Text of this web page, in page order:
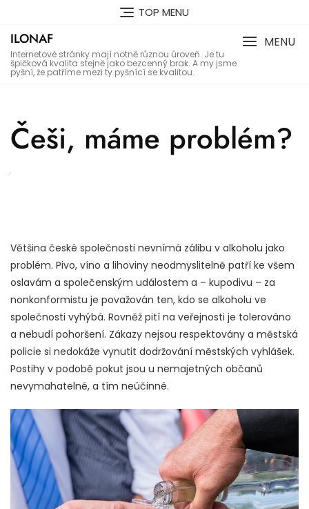
content
TOP MENU
ILONAF
Internetové stránky mají notně různou úroveň. Je tu
špičková kvalita stejně jako bezcenný brak. A my jsme
pyšní, že patříme mezi ty pyšnící se kvalitou.
MENU
Češi, máme problém?
Většina české společnosti nevnímá zálibu v alkoholu jako
problém. Pivo, víno a lihoviny neodmyslitelně patří ke všem
oslavám a společenským událostem a – kupodivu – za
nonkonformistu je považován ten, kdo se alkoholu ve
společnosti vyhýbá. Rovněž pití na veřejnosti je tolerováno
a nebudí pohoršení. Zákazy nejsou respektovány a městská
policie si nedokáže vynutit dodržování městských vyhlášek.
Postihy v podobě pokut jsou u nemajetných občanů
nevymahatelné, a tím neúčinné.